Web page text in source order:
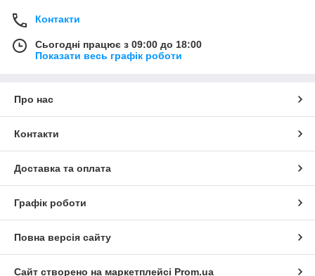
Контакти
Сьогодні працює з 09:00 до 18:00
Показати весь графік роботи
Про нас
Контакти
Доставка та оплата
Графік роботи
Повна версія сайту
Сайт створено на маркетплейсі Prom.ua